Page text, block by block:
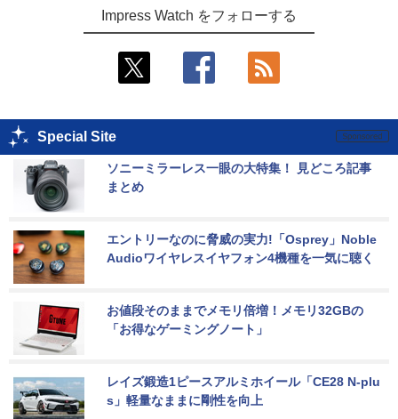
Impress Watch をフォローする
Special Site
ソニーミラーレス一眼の大特集！ 見どころ記事
まとめ
エントリーなのに脅威の実力!「Osprey」Noble
Audioワイヤレスイヤフォン4機種を一気に聴く
お値段そのままでメモリ倍増！メモリ32GBの
「お得なゲーミングノート」
レイズ鍛造1ピースアルミホイール「CE28 N-plu
s」軽量なままに剛性を向上